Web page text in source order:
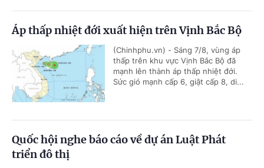
Áp thấp nhiệt đới xuất hiện trên Vịnh Bắc Bộ
(Chinhphu.vn) - Sáng 7/8, vùng áp
thấp trên khu vực Vịnh Bắc Bộ đã
mạnh lên thành áp thấp nhiệt đới.
Sức gió mạnh cấp 6, giật cấp 8, di...
Quốc hội nghe báo cáo về dự án Luật Phát
triển đô thị